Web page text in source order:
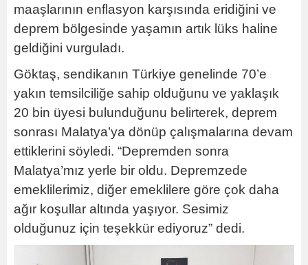
maaşlarının enflasyon karşısında eridiğini ve
deprem bölgesinde yaşamın artık lüks haline
geldiğini vurguladı.
Göktaş, sendikanın Türkiye genelinde 70’e
yakın temsilciliğe sahip olduğunu ve yaklaşık
20 bin üyesi bulunduğunu belirterek, deprem
sonrası Malatya’ya dönüp çalışmalarına devam
ettiklerini söyledi. “Depremden sonra
Malatya’mız yerle bir oldu. Depremzede
emeklilerimiz, diğer emeklilere göre çok daha
ağır koşullar altında yaşıyor. Sesimiz
olduğunuz için teşekkür ediyoruz” dedi.